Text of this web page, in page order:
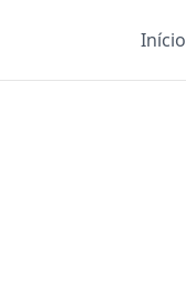
Início